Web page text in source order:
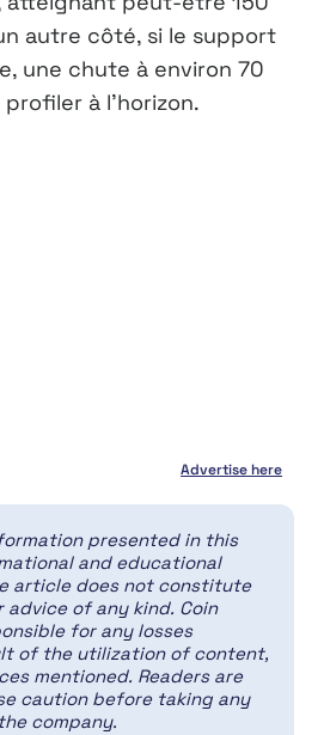
autre côté, si le support
une chute à environ 70
à l’horizon.
Advertise here
presented in this
and educational
article does not constitute
advice of any kind. Coin
for any losses
of the utilization of content,
mentioned. Readers are
caution before taking any
company.